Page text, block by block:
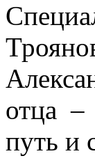
отца –
путь и